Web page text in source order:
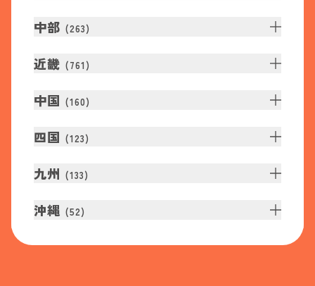
中部 (263)
近畿 (761 )
中国 (160)
四国 (123)
九州 (133)
沖縄 (52)